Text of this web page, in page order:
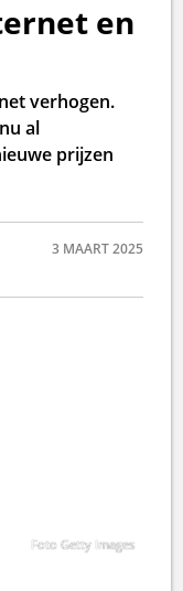
en
verhogen.
al
prijzen
3 MAART 2025
Foto Getty Images